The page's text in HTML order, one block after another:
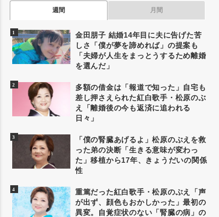
週間 月間
金田朋子 結婚14年目に夫に告げた苦
しさ「僕が夢を諦めれば」の提案も
「夫婦が人生をまっとうするため離婚
を選んだ」
多額の借金は「報道で知った」自宅も
差し押さえられた紅白歌手・松原のぶ
え「離婚後の今も返済に追われる
日々」
「僕の腎臓あげるよ」松原のぶえを救
った弟の決断「生きる意味が変わっ
た」移植から17年、きょうだいの関係
性
重篤だった紅白歌手・松原のぶえ「声
が出ず、顔色もおかしかった」最初の
異変。自覚症状のない「腎臓の病」の